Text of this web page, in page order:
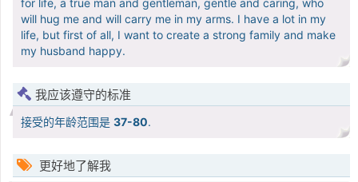
for life, a true man and gentleman, gentle and caring, who
will hug me and will carry me in my arms. I have a lot in my
life, but first of all, I want to create a strong family and make
my husband happy.
我应该遵守的标准
接受的年龄范围是 37-80.
更好地了解我